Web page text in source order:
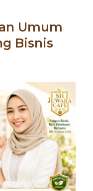
Umum
Bisnis